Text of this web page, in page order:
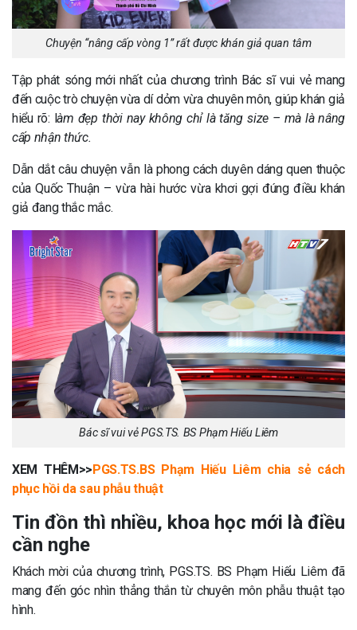
Chuyện “nâng cấp vòng 1” rất được khán giả quan tâm
Tập phát sóng mới nhất của chương trình Bác sĩ vui vẻ mang
đến cuộc trò chuyện vừa dí dỏm vừa chuyên môn, giúp khán giả
hiểu rõ: làm đẹp thời nay không chỉ là tăng size – mà là nâng
cấp nhận thức.
Dẫn dắt câu chuyện vẫn là phong cách duyên dáng quen thuộc
của Quốc Thuận – vừa hài hước vừa khơi gợi đúng điều khán
giả đang thắc mắc.
Bác sĩ vui vẻ PGS.TS. BS Phạm Hiếu Liêm
XEM THÊM>>PGS.TS.BS Phạm Hiếu Liêm chia sẻ cách
phục hồi da sau phẫu thuật
Tin đồn thì nhiều, khoa học mới là điều
cần nghe
Khách mời của chương trình, PGS.TS. BS Phạm Hiếu Liêm đã
mang đến góc nhìn thẳng thắn từ chuyên môn phẫu thuật tạo
hình.